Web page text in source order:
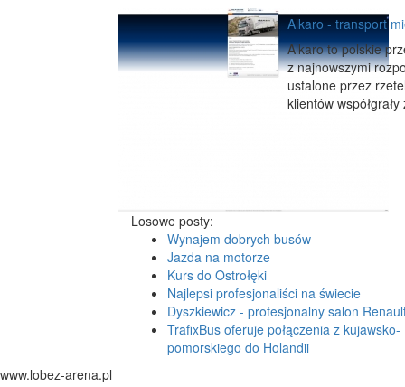
Alkaro - transport
Alkaro to polskie
z najnowszymi
ustalone przez
klientów
Losowe posty:
Wynajem dobrych busów
Jazda na motorze
Kurs do Ostrołęki
Najlepsi profesjonaliści na świecie
Dyszkiewicz - profesjonalny salon
TrafixBus oferuje połączenia z kujawsko-
pomorskiego do Holandii
www.lobez-arena.pl